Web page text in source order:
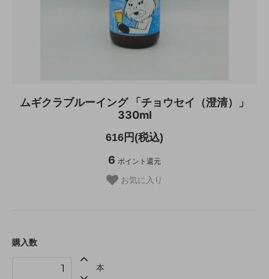
ムギクラブルーイング 「チョウセイ（澄清）」
330ml
616円(税込)
6 ポイント還元
お気に入り
購入数
本